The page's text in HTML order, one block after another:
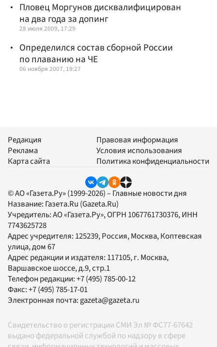
Пловец Моргунов дисквалифицирован
на два года за допинг
28 июля 2009, 17:29
Определился состав сборной России
по плаванию на ЧЕ
06 ноября 2007, 19:27
Редакция
Реклама
Карта сайта
Правовая информация
Условия использования
Политика конфиденциальности
© АО «Газета.Ру» (1999-2026) – Главные новости дня
Название: Газета.Ru (Gazeta.Ru)
Учредитель:АО «Газета.Ру», ОГРН 1067761730376, ИНН
7743625728
Адрес учредителя: 125239, Россия, Москва, Коптевская
улица, дом 67
Адрес редакции и издателя: 117105, г. Москва,
Варшавское шоссе, д.9, стр.1
Телефон редакции:+7 (495) 785-00-12
Факс:+7 (495) 785-17-01
Электронная почта:gazeta@gazeta.ru
Свидетельство о регистрации СМИ Эл № ФС77-67642
выдано федеральной службой по надзору в сфере